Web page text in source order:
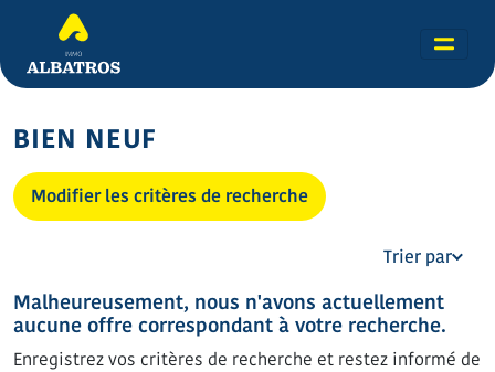
BIEN NEUF
Modifier les critères de recherche
Trier par
Malheureusement, nous n'avons actuellement
aucune offre correspondant à votre recherche.
Enregistrez vos critères de recherche et restez informé de